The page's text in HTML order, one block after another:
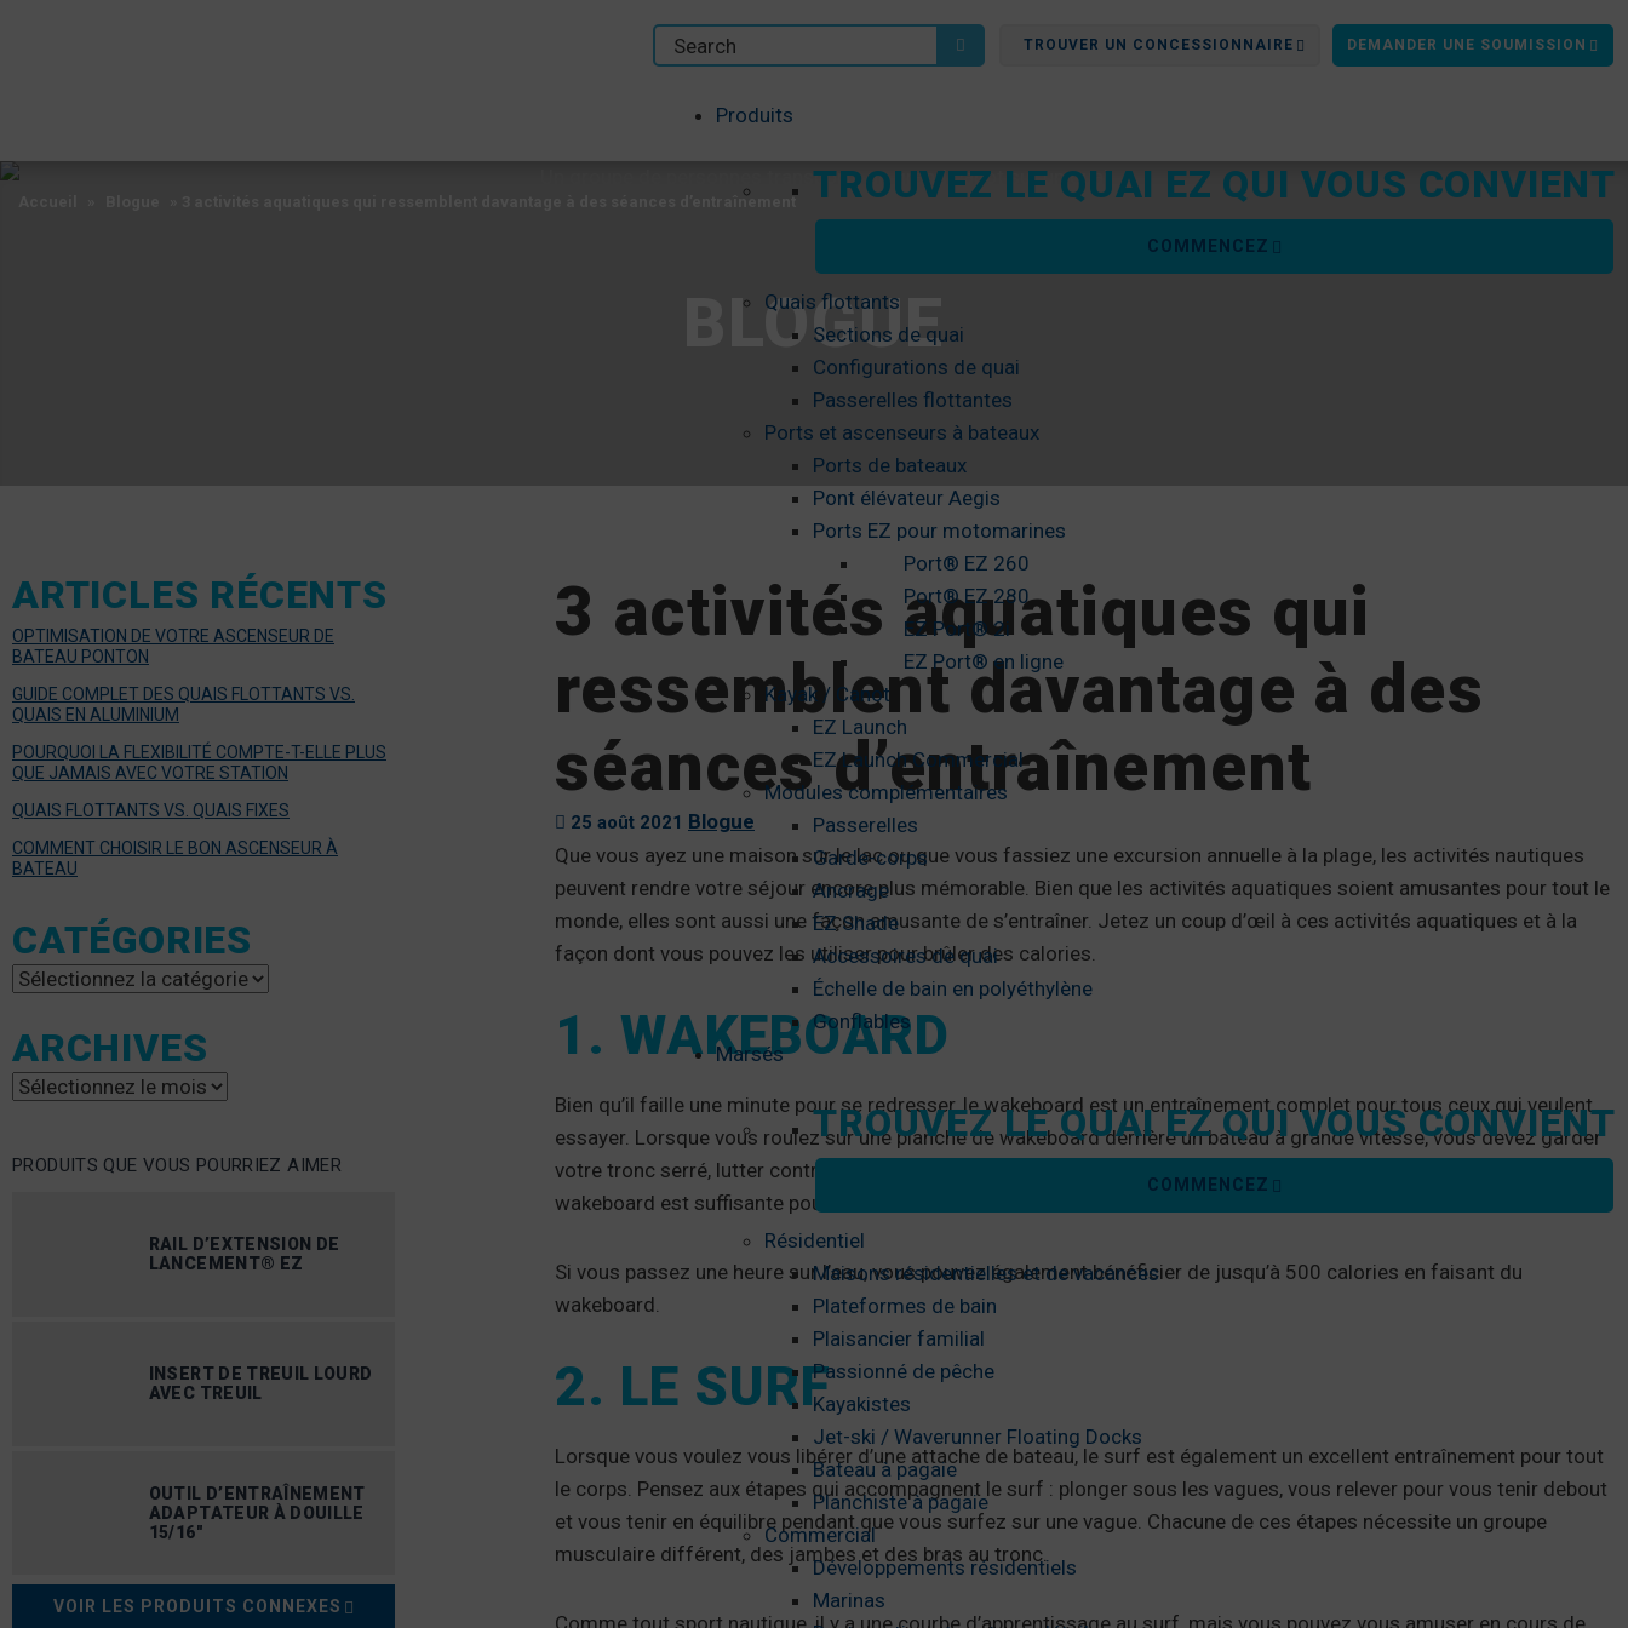
TROUVER UN CONCESSIONNAIRE DEMANDER UNE SOUMISSION
Produits
TROUVEZ LE QUAI EZ QUI VOUS CONVIENT
COMMENCEZ
Quais flottants
Sections de quai
Configurations de quai
Passerelles flottantes
Ports et ascenseurs à bateaux
Ports de bateaux
Pont élévateur Aegis
Ports EZ pour motomarines
Port® EZ 260
Port® EZ 280
EZ Port® 2i
EZ Port® en ligne
Kayak / Canot
EZ Launch
EZ Launch Commercial
Modules complémentaires
Passerelles
Garde-corps
Ancrage
EZ Shade
Accessoires de quai
Échelle de bain en polyéthylène
Gonflables
Marsés
TROUVEZ LE QUAI EZ QUI VOUS CONVIENT
COMMENCEZ
Résidentiel
Maisons résidentielles et de vacances
Plateformes de bain
Plaisancier familial
Passionné de pêche
Kayakistes
Jet-ski / Waverunner Floating Docks
Bateau à pagaie
Planchiste à pagaie
Commercial
Développements résidentiels
Marinas
3 activités aquatiques qui ressemblent davantage à des séances d’entraînement
BLOGUE
3 activités aquatiques qui
ressemblent davantage à des
séances d’entraînement
25 août 2021 Blogue
Que vous ayez une maison sur le lac ou que vous fassiez une excursion annuelle à la plage, les activités nautiques
peuvent rendre votre séjour encore plus mémorable. Bien que les activités aquatiques soient amusantes pour tout le
monde, elles sont aussi une façon amusante de s’entraîner. Jetez un coup d’œil à ces activités aquatiques et à la
façon dont vous pouvez les utiliser pour brûler des calories.
1. WAKEBOARD
Bien qu’il faille une minute pour se redresser, le wakeboard est un entraînement complet pour tous ceux qui veulent
essayer. Lorsque vous roulez sur une planche de wakeboard derrière un bateau à grande vitesse, vous devez garder
votre tronc serré, lutter contre la résistance à l’eau et maintenir une position accroupie ferme. L’adrénaline du
wakeboard est suffisante pour vous inciter à revenir.
Si vous passez une heure sur l’eau, vous pouvez également bénéficier de jusqu’à 500 calories en faisant du
wakeboard.
2. LE SURF
Lorsque vous voulez vous libérer d’une attache de bateau, le surf est également un excellent entraînement pour tout
le corps. Pensez aux étapes qui accompagnent le surf : plonger sous les vagues, vous relever pour vous tenir debout
et vous tenir en équilibre pendant que vous surfez sur une vague. Chacune de ces étapes nécessite un groupe
musculaire différent, des jambes et des bras au tronc.
Comme tout sport nautique, il y a une courbe d’apprentissage au surf, mais vous pouvez vous amuser en cours de
ARTICLES RÉCENTS
OPTIMISATION DE VOTRE ASCENSEUR DE
BATEAU PONTON
GUIDE COMPLET DES QUAIS FLOTTANTS VS.
QUAIS EN ALUMINIUM
POURQUOI LA FLEXIBILITÉ COMPTE-T-ELLE PLUS
QUE JAMAIS AVEC VOTRE STATION
QUAIS FLOTTANTS VS. QUAIS FIXES
COMMENT CHOISIR LE BON ASCENSEUR À
BATEAU
CATÉGORIES
Catégories
ARCHIVES
Archives
PRODUITS QUE VOUS POURRIEZ AIMER
RAIL D’EXTENSION DE
LANCEMENT® EZ
INSERT DE TREUIL LOURD
AVEC TREUIL
OUTIL D’ENTRAÎNEMENT
ADAPTATEUR À DOUILLE
15/16"
VOIR LES PRODUITS CONNEXES